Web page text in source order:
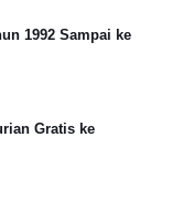
1992 Sampai ke
Gratis ke